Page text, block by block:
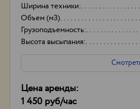
Ширина техники:
Объем (м3)
Грузоподъемность:
Высота высыпания:
Цена аренды:
1 450 руб/час